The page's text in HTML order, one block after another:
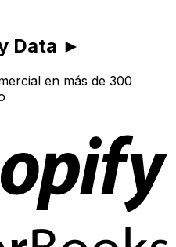
Data ►
en más de 300